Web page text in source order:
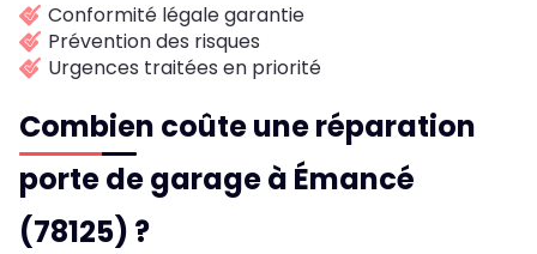
Conformité légale garantie
Prévention des risques
Urgences traitées en priorité
Combien coûte une réparation
porte de garage à Émancé
(78125) ?